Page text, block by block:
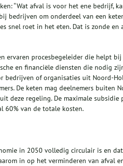
“Wat afval is voor het ene bedrijf,
bedrijven om onderdeel van een
snel roet in het eten. Dat is zonde
ervaren procesbegeleider die helpt
en financiële diensten die nodig
bedrijven of organisaties uit Noord-
De keten mag deelnemers buiten
deze regeling. De maximale subsidie
60% van de totale kosten.
in 2050 volledig circulair is en
in op het verminderen van afval